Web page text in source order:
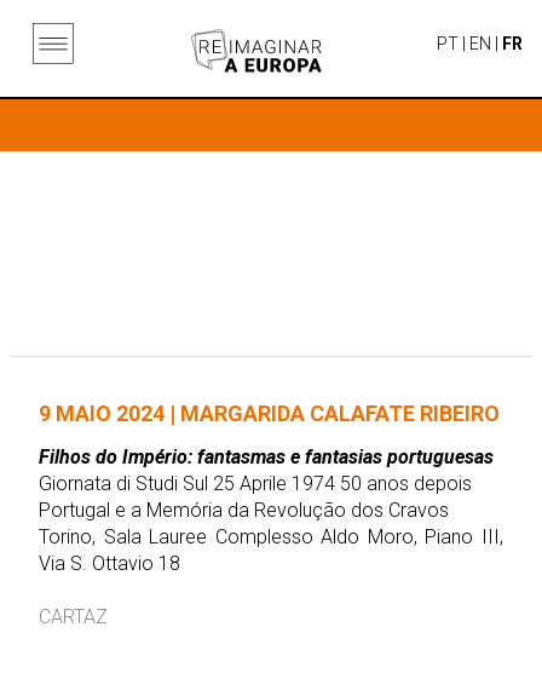
PT| EN FR
9 MAIO 2024 | MARGARIDA CALAFATE RIBEIRO
Filhos do Império: fantasmas e fantasias portuguesas
Giornata di Studi Sul 25 Aprile 1974 50 anos depois
Portugal e a Memória da Revolução dos Cravos
Torino, Sala Lauree Complesso Aldo Moro, Piano III,
Via S. Ottavio 18
CARTAZ